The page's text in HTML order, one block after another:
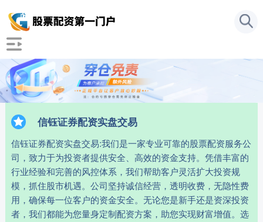
信钰证券配资实盘交易
信钰证券配资实盘交易:我们是一家专业可靠的股票配资服务公
司，致力于为投资者提供安全、高效的资金支持。凭借丰富的
行业经验和完善的风控体系，我们帮助客户灵活扩大投资规
模，抓住股市机遇。公司坚持诚信经营，透明收费，无隐性费
用，确保每一位客户的资金安全。无论您是新手还是资深投资
者，我们都能为您量身定制配资方案，助您实现财富增值。选